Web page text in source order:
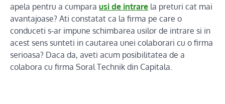
apela pentru a cumpara usi de intrare la preturi cat mai
avantajoase? Ati constatat ca la firma pe care o
conduceti s-ar impune schimbarea usilor de intrare si in
acest sens sunteti in cautarea unei colaborari cu o firma
serioasa? Daca da, aveti acum posibilitatea de a
colabora cu firma Soral Technik din Capitala.